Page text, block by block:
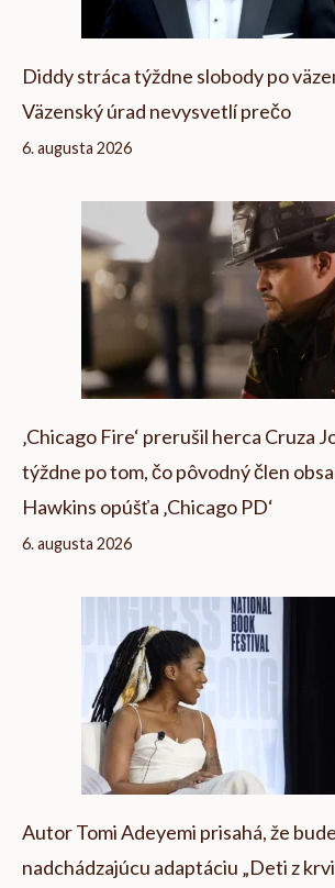
Diddy stráca týždne slobody po
Väzenský úrad nevysvetlí prečo
6. augusta 2026
‚Chicago Fire‘ prerušil herca Cruza
týždne po tom, čo pôvodný člen
Hawkins opúšťa ‚Chicago PD‘
6. augusta 2026
Autor Tomi Adeyemi prisahá, že
nadchádzajúcu adaptáciu „Deti z